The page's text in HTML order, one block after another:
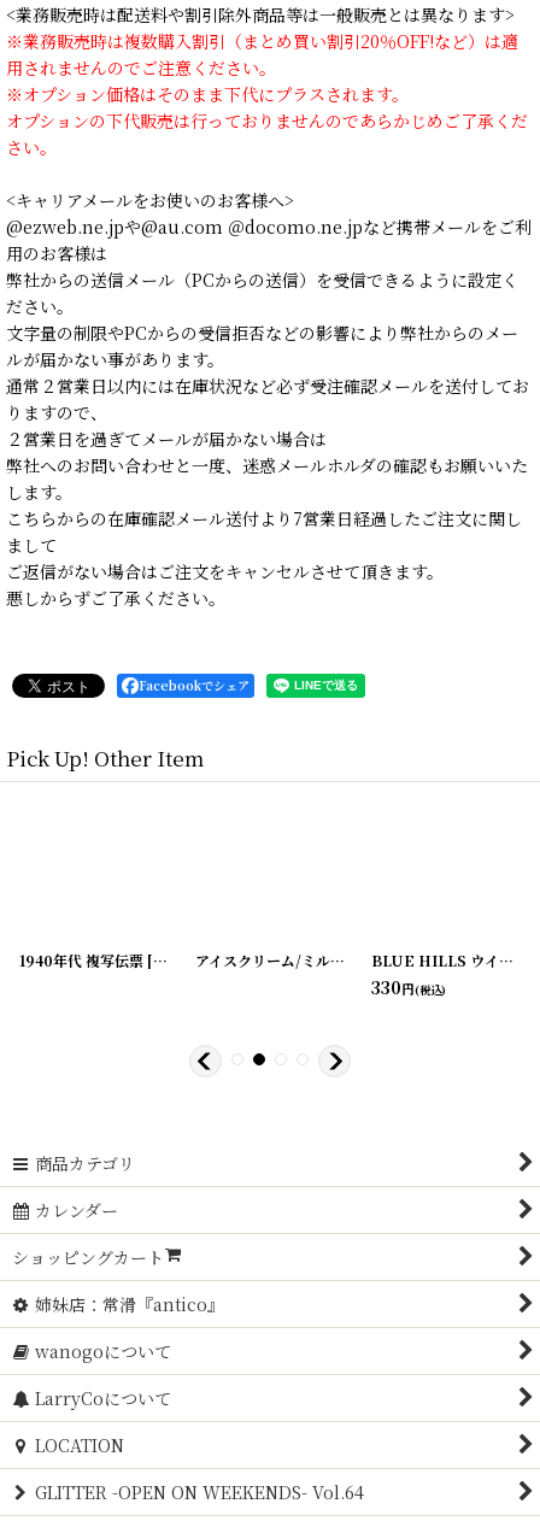
<業務販売時は配送料や割引除外商品等は一般販売とは異なります>
※業務販売時は複数購入割引（まとめ買い割引20％OFF!など）は適
用されませんのでご注意ください。
※オプション価格はそのまま下代にプラスされます。
オプションの下代販売は行っておりませんのであらかじめご了承くだ
さい。
<キャリアメールをお使いのお客様へ>
@ezweb.ne.jpや@au.com ＠docomo.ne.jpなど携帯メールをご利
用のお客様は
弊社からの送信メール（PCからの送信）を受信できるように設定く
ださい。
文字量の制限やPCからの受信拒否などの影響により弊社からのメー
ルが届かない事があります。
通常２営業日以内には在庫状況など必ず受注確認メールを送付してお
りますので、
２営業日を過ぎてメールが届かない場合は
弊社へのお問い合わせと一度、迷惑メールホルダの確認もお願いいた
します。
こちらからの在庫確認メール送付より7営業日経過したご注文に関し
まして
ご返信がない場合はご注文をキャンセルさせて頂きます。
悪しからずご了承ください。
Facebookでシェア
Pick Up! Other Item
18] [180214-19]
1940年代 複写伝票 [20200330-1] アイスクリーム/ミルク タグ3枚セット [ BLUE HILLS ウイスキーラベル （2枚セット）
330円(税込)
商品カテゴリ
カレンダー
ショッピングカート
姉妹店：常滑『antico』
wanogoについて
LarryCoについて
LOCATION
GLITTER -OPEN ON WEEKENDS- Vol.64